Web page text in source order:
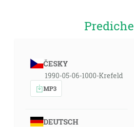
Prediche
ČESKY
1990-05-06-1000-Krefeld
MP3
DEUTSCH